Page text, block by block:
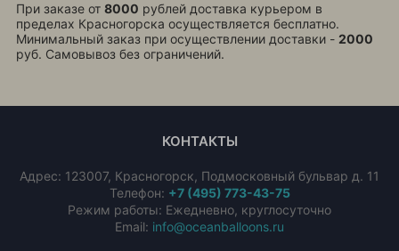
При заказе от 8000 рублей доставка курьером в
пределах Красногорска осуществляется бесплатно.
Минимальный заказ при осуществлении доставки - 2000
руб. Самовывоз без ограничений.
КОНТАКТЫ
Адрес: 123007, Красногорск, Подмосковный бульвар д. 11
Телефон: +7 (495) 773-43-75
Режим работы: Ежедневно, круглосуточно
Email: info@oceanballoons.ru